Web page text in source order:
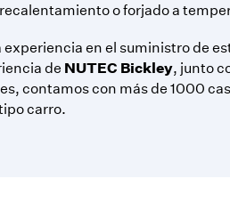
o forjado a
experiencia en el suministro de
de NUTEC Bickley, junto
contamos con más de 1000
carro.